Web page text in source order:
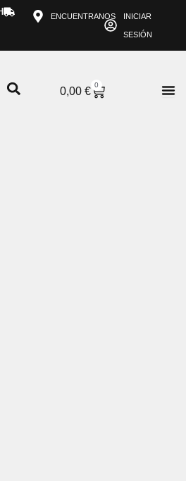
ENCUENTRANOS INICIAR
SESIÓN
0,00€
0
CARRITO